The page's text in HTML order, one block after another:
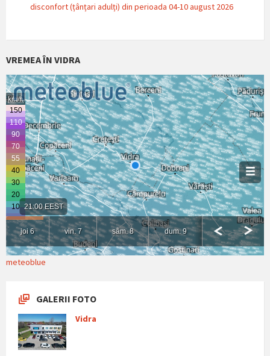
disconfort (țânțari adulți) din perioada 04-10 august 2026
VREMEA ÎN VIDRA
meteoblue
GALERII FOTO
Vidra